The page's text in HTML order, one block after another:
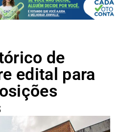
de
edital para